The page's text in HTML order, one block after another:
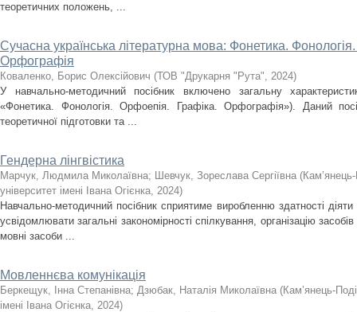
теоретичних положень, ...
Сучасна українська літературна мова: Фонетика.
Орфографія
Коваленко, Борис Олексійович (ТОВ "Друкарня "Рута", 2024)
У навчально-методичний посібник включено загальну
«Фонетика. Фонологія. Орфоепія. Графіка. Орфографія»). Даний
теоретичної підготовки та ...
Гендерна лінгвістика
Марчук, Людмила Миколаївна; Шевчук, Зореслава Сергіївна (
університет імені Івана Огієнка, 2024)
Навчально-методичний посібник сприятиме виробленню здатності
усвідомлювати загальні закономірності спілкування, організацію
мовні засоби ...
Мовленнєва комунікація
Беркещук, Інна Степанівна; Дзюбак, Наталія Миколаївна (Кам’янець-
імені Івана Огієнка, 2024)